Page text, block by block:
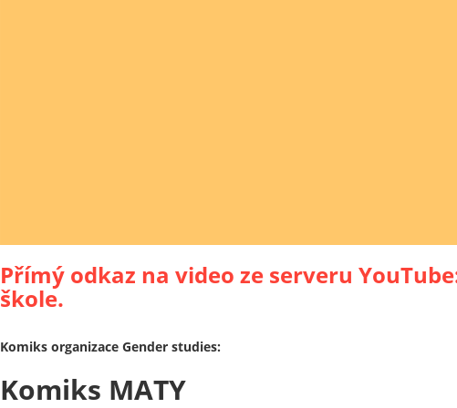
Přímý odkaz na video ze serveru
škole.
Komiks organizace Gender studies:
Komiks MATY